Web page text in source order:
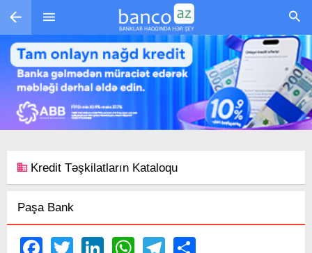
Перейти к основному содержанию
Kredit Təşkilatların Kataloqu
Paşa Bank
FacebookTwitter LinkedIn WhatsAppTelegram